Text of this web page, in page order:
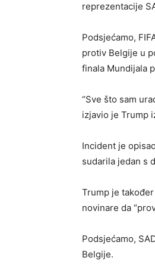
reprezentacije
Podsjećamo,
protiv Belgije u
finala Mundijala
“Sve što sam
izjavio je Trump
Incident je
sudarila jedan s
Trump je
novinare da
Podsjećamo,
Belgije.